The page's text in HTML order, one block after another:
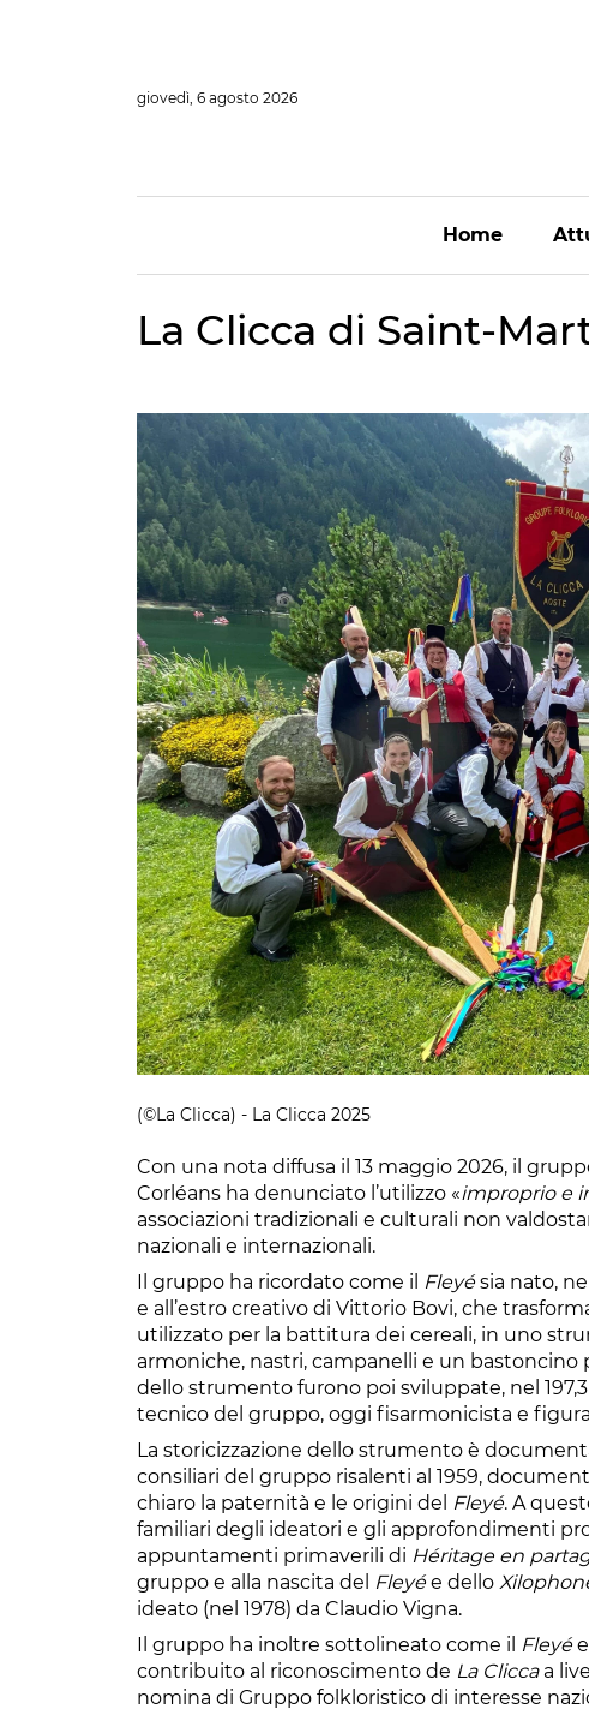
giovedì, 6 agosto 2026
Home
La Clicca di Saint-
(©La Clicca) - La Clicca 2025
Con una nota diffusa il 13 maggio 2026, il
Corléans ha denunciato l’utilizzo «improprio e
associazioni tradizionali e culturali non
nazionali e internazionali.
Il gruppo ha ricordato come il Fleyésia nato,
e all’estro creativo di Vittorio Bovi, che
utilizzato per la battitura dei cereali, in uno
armoniche, nastri, campanelli e un bastoncino
dello strumento furono poi sviluppate, nel
tecnico del gruppo, oggi fisarmonicista e
La storicizzazione dello strumento è
consiliari del gruppo risalenti al 1959,
chiaro la paternità e le origini del Fleyé. A
familiari degli ideatori e gli approfondimenti
appuntamenti primaverili di Héritage en
gruppo e alla nascita del Fleyée dello
ideato (nel 1978) da Claudio Vigna.
Il gruppo ha inoltre sottolineato come il Fleyée
contribuito al riconoscimento de La Cliccaa
nomina di Gruppo folkloristico di interesse